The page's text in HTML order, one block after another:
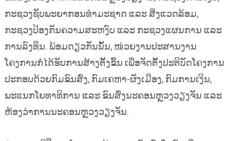
ກະຊວງຊັບພະຍາກອນທຳມະຊາດ ແລະ ສິ່ງແວດລ້ອມ,
ກະຊວງປ້ອງກັນຄວາມສະຫງົບ ແລະ ກະຊວງແຜນການ ແລະ
ການລົງທຶນ. ພ້ອມດຽວກັນນັ້ນ, ໜ່ວຍງານປະສານງານ
ໂຄງການກໍ່ໄດ້ຮັບການສ້າງຕັ້ງຂຶ້ນ ເພື່ອຈັດຕັ້ງປະຕິບັດໂຄງການ
ປະກອບດ້ວຍກົມຂົນສົ່ງ, ກົມເຄຫາ-ຜັງເມືອງ, ກົມການເງິນ,
ພະແນກໂຍທາທິການ ແລະ ຂົນສົ່ງນະຄອນຫຼວງວຽງຈັນ ແລະ
ຫ້ອງວ່າການນະຄອນຫຼວງວຽງຈັນ.